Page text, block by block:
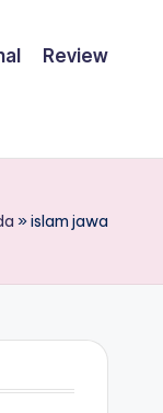
Review
»islam jawa